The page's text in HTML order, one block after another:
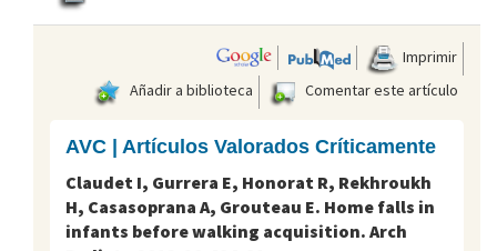
Imprimir
Añadir a biblioteca
Comentar este artículo
AVC | Artículos Valorados Críticamente
Claudet I, Gurrera E, Honorat R, Rekhroukh
H, Casasoprana A, Grouteau E. Home falls in
infants before walking acquisition. Arch